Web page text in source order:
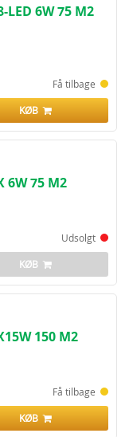
LED 6W 75 M2
Få tilbage
KØB
6W 75 M2
Udsolgt
KØB
150 M2
Få tilbage
KØB